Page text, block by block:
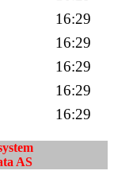
16:29
16:29
16:29
16:29
16:29
AS